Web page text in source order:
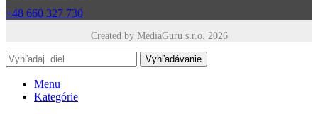
+48 660 327 730
Created by MediaGuru s.r.o. 2026
Vyhľadávanie
Menu
Kategórie